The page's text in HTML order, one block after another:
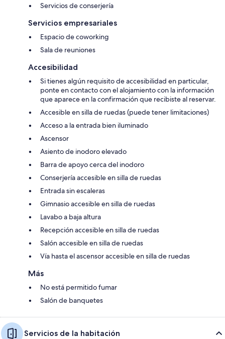
Servicios de conserjería
Servicios empresariales
Espacio de coworking
Sala de reuniones
Accesibilidad
Si tienes algún requisito de accesibilidad en particular,
ponte en contacto con el alojamiento con la información
que aparece en la confirmación que recibiste al reservar.
Accesible en silla de ruedas (puede tener limitaciones)
Acceso a la entrada bien iluminado
Ascensor
Asiento de inodoro elevado
Barra de apoyo cerca del inodoro
Conserjería accesible en silla de ruedas
Entrada sin escaleras
Gimnasio accesible en silla de ruedas
Lavabo a baja altura
Recepción accesible en silla de ruedas
Salón accesible en silla de ruedas
Vía hasta el ascensor accesible en silla de ruedas
Más
No está permitido fumar
Salón de banquetes
Servicios de la habitación